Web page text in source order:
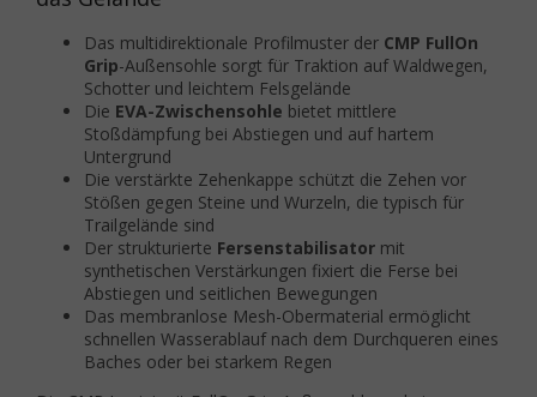
Das multidirektionale Profilmuster der CMP FullOn
Grip-Außensohle sorgt für Traktion auf Waldwegen,
Schotter und leichtem Felsgelände
Die EVA-Zwischensohle bietet mittlere
Stoßdämpfung bei Abstiegen und auf hartem
Untergrund
Die verstärkte Zehenkappe schützt die Zehen vor
Stößen gegen Steine und Wurzeln, die typisch für
Trailgelände sind
Der strukturierte Fersenstabilisator mit
synthetischen Verstärkungen fixiert die Ferse bei
Abstiegen und seitlichen Bewegungen
Das membranlose Mesh-Obermaterial ermöglicht
schnellen Wasserablauf nach dem Durchqueren eines
Baches oder bei starkem Regen